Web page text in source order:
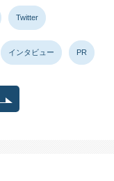
Twitter
インタビュー PR